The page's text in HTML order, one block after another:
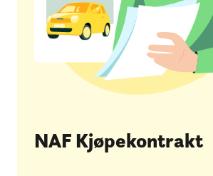
NAF Kjøpekontrakt